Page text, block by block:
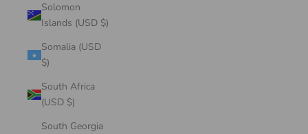
Solomon
Islands (USD $)
Somalia (USD
$)
South Africa
(USD $)
South Georgia